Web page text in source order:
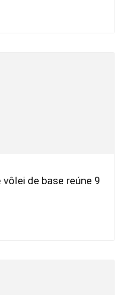
de base reúne 9